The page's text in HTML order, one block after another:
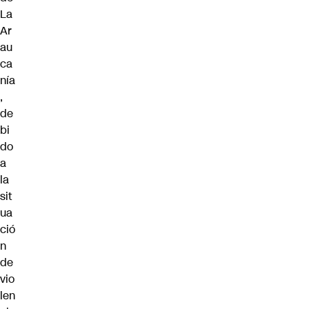
La
Ar
au
ca
nía
,
de
bi
do
a
la
sit
ua
ció
n
de
vio
len